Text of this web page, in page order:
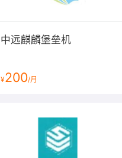
中远麒麟堡垒机
¥200/月